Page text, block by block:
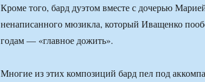
Кроме того, бард дуэтом вместе с дочерью
ненаписанного мюзикла, который Иващенко
годам — «главное дожить».
Многие из этих композиций бард пел под